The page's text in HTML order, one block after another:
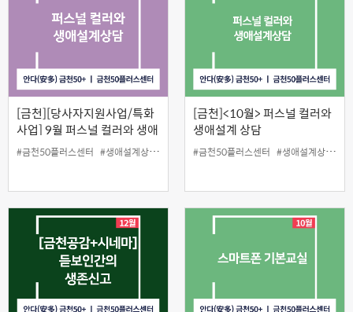
[금천][당사자지원사업/특화
사업] 9월 퍼스널 컬러와 생애
설계 상담
#금천50플러스센터 #생애설계상담 #인생설계 #퍼스널컬러
[금천]<10월> 퍼스널 컬러와
생애설계 상담
#금천50플러스센터 #생애설계상담